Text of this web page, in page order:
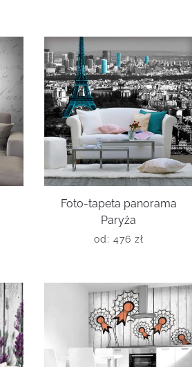
Foto-tapeta panorama
Paryża
od: 476 zł